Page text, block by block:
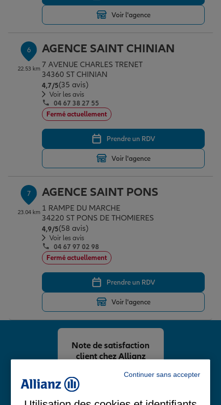
Voir l'agence
6
22.53 km
AGENCE SAINT CHINIAN
7 AVENUE CHARLES TRENET
34360 ST CHINIAN
4,7/5Note de 4.7 sur 5
(35 avis)
Voir les avis
04 67 38 27 55
Fermé actuellement
Prendre un RDV
Voir l'agence
7
23.04 km
AGENCE SAINT PONS
1 RAMPE DU MARCHE
34220 ST PONS DE THOMIERES
4,9/5Note de 4.9 sur 5
(58 avis)
Voir les avis
04 67 97 02 98
Fermé actuellement
Prendre un RDV
Voir l'agence
/5
Note de satisfaction
client chez Allianz
Continuer sans accepter